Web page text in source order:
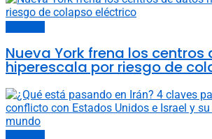
Nueva York frena los centros
hiperescala por riesgo de